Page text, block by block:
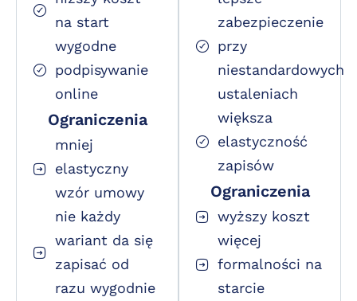
na start
wygodne
podpisywanie
online
Ograniczenia
mniej
elastyczny
wzór umowy
nie każdy
wariant da się
zapisać od
razu wygodnie
zabezpieczenie
przy
niestandardowych
ustaleniach
większa
elastyczność
zapisów
Ograniczenia
wyższy koszt
więcej
formalności na
starcie